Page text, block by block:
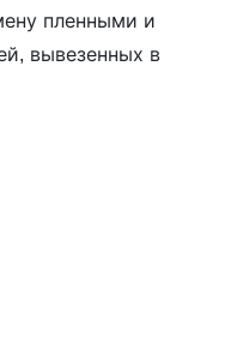
пленными и
вывезенных в